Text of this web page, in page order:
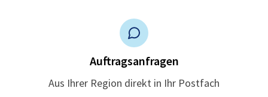
Auftragsanfragen
Aus Ihrer Region direkt in Ihr Postfach